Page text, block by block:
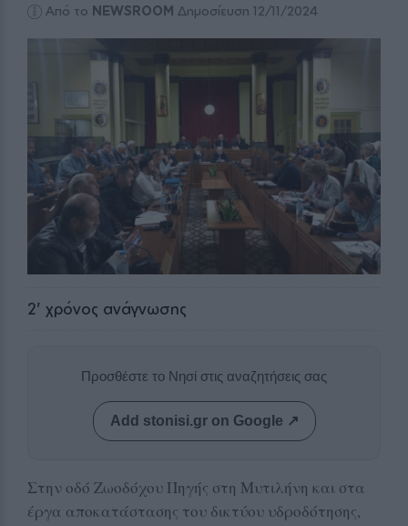
Από το NEWSROOM Δημοσίευση 12/11/2024
2' χρόνος ανάγνωσης
Προσθέστε το Νησί στις αναζητήσεις σας
Add stonisi.gr on Google ↗
Στην οδό Ζωοδόχου Πηγής στη Μυτιλήνη και στα
έργα αποκατάστασης του δικτύου υδροδότησης,